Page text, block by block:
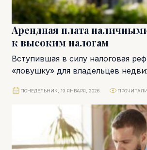
Арендная плата
к высоким налогам
Вступившая в силу налоговая
«ловушку» для владельцев
аренду становятся
ПОНЕДЕЛЬНИК, 19 ЯНВАРЯ, 2026 ПРОЧИТАЛИ